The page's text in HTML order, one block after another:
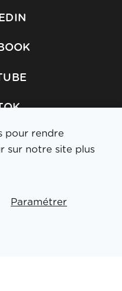
pour rendre
sur notre site plus
Paramétrer